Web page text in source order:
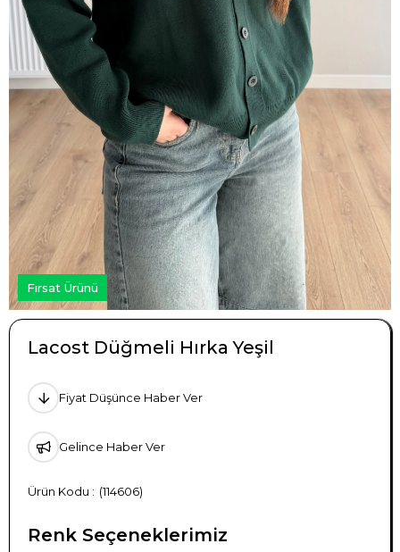
Fırsat Ürünü
Lacost Düğmeli Hırka Yeşil
Fiyat Düşünce Haber Ver
Gelince Haber Ver
(114606)
Renk Seçeneklerimiz
TÜKENDI TÜKENDI TÜKENDI